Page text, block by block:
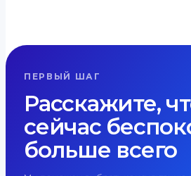
ПЕРВЫЙ ШАГ
Расскажите,
сейчас
больше всего